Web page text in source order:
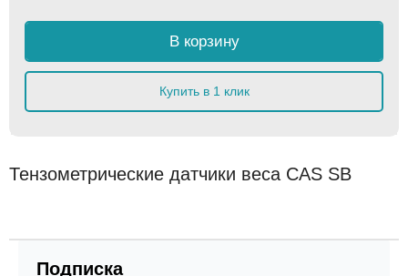
В корзину
Купить в 1 клик
Тензометрические датчики веса CAS SB
Подписка